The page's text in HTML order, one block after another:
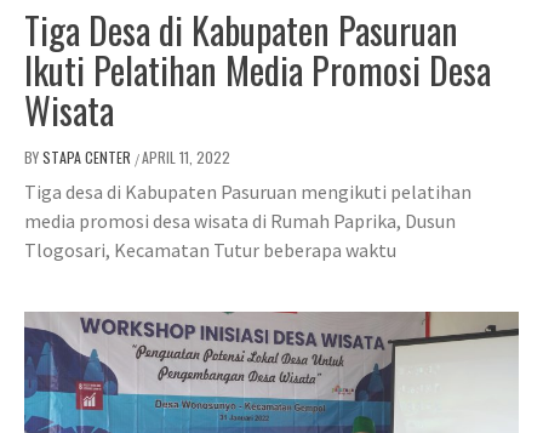
Tiga Desa di Kabupaten Pasuruan
Ikuti Pelatihan Media Promosi Desa
Wisata
BYSTAPA CENTER /APRIL 11, 2022
Tiga desa di Kabupaten Pasuruan mengikuti pelatihan
media promosi desa wisata di Rumah Paprika, Dusun
Tlogosari, Kecamatan Tutur beberapa waktu